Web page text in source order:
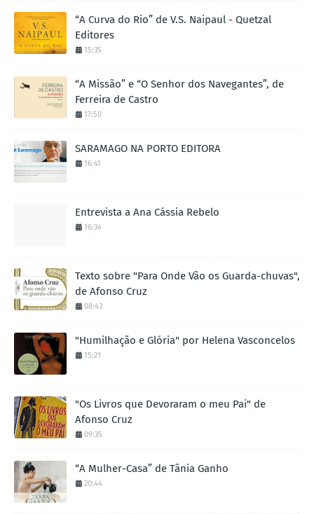
“A Curva do Rio” de V.S. Naipaul - Quetzal
Editores
15:35
“A Missão” e “O Senhor dos Navegantes”, de
Ferreira de Castro
17:50
SARAMAGO NA PORTO EDITORA
16:41
Entrevista a Ana Cássia Rebelo
16:34
Texto sobre "Para Onde Vão os Guarda-chuvas",
de Afonso Cruz
08:43
"Humilhação e Glória" por Helena Vasconcelos
15:21
"Os Livros que Devoraram o meu Pai" de
Afonso Cruz
09:35
“A Mulher-Casa” de Tânia Ganho
20:44